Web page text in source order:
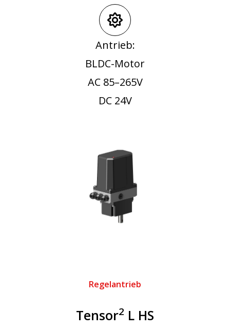
Antrieb:
BLDC-Motor
AC 85–265V
DC 24V
Regelantrieb
Tensor2 L HS